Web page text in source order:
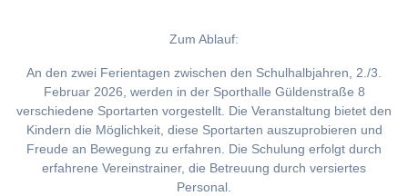
Zum Ablauf:
An den zwei Ferientagen zwischen den Schulhalbjahren, 2./3.
Februar 2026, werden in der Sporthalle Güldenstraße 8
verschiedene Sportarten vorgestellt. Die Veranstaltung bietet den
Kindern die Möglichkeit, diese Sportarten auszuprobieren und
Freude an Bewegung zu erfahren. Die Schulung erfolgt durch
erfahrene Vereinstrainer, die Betreuung durch versiertes
Personal.